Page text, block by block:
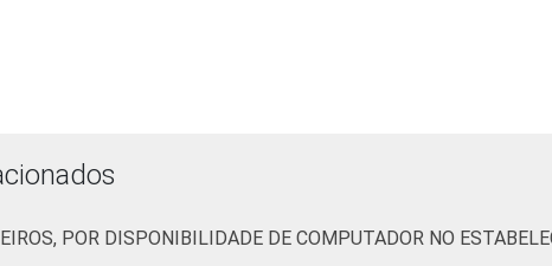
Centro Regional de Estudos para o Desenvolvimento da
POR DISPONIBILIDADE DE COMPUTADOR NO